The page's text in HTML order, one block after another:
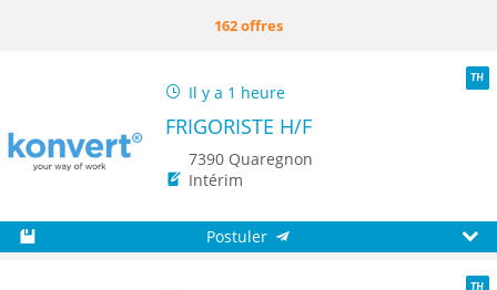
Annuler
162 offres
Il y a 1 heure
FRIGORISTE H/F
7390 Quaregnon
Intérim
Postuler